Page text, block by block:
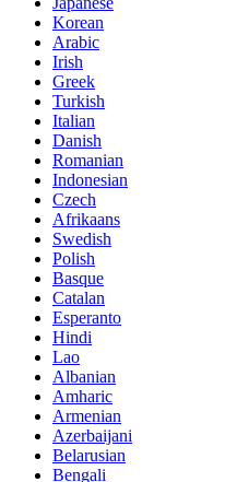
Korean
Arabic
Irish
Greek
Turkish
Italian
Danish
Romanian
Indonesian
Czech
Afrikaans
Swedish
Polish
Basque
Catalan
Esperanto
Hindi
Lao
Albanian
Amharic
Armenian
Azerbaijani
Belarusian
Bengali